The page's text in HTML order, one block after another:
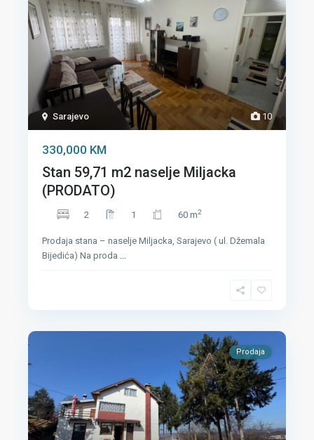
10
Sarajevo
330,000 KM
Stan 59,71 m2 naselje Miljacka
(PRODATO)
2 1 60 m2
Prodaja stana – naselje Miljacka, Sarajevo ( ul. Džemala
Bijedića) Na proda
Prodaja